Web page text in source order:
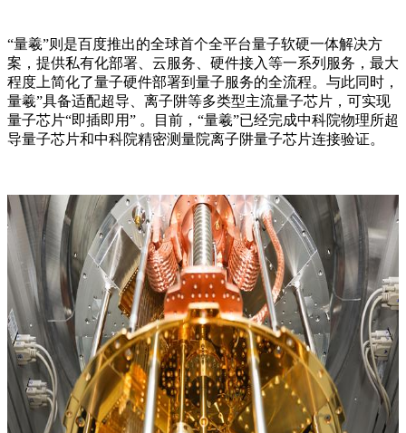
“量羲”则是百度推出的全球首个全平台量子软硬一体解决方
案，提供私有化部署、云服务、硬件接入等一系列服务，最大
程度上简化了量子硬件部署到量子服务的全流程。与此同时，
量羲”具备适配超导、离子阱等多类型主流量子芯片，可实现
量子芯片“即插即用” 。目前，“量羲”已经完成中科院物理所超
导量子芯片和中科院精密测量院离子阱量子芯片连接验证。